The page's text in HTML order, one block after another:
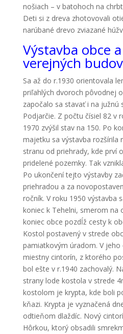
nošiach – v batohoch na
Deti si z dreva zhotovovali
narúbané drevo zviazané
Výstavba obce
verejných budov
Sa až do r.1930 orientovala
priľahlých dvoroch pôvodnej
započalo sa stavať i na južnú
Podjarčie. Z počtu čísiel 82 v
1970 zvýšil stav na 150. Po
majetku sa výstavba rozšírila
stranu od priehrady, kde prví
pridelené pozemky. Tak
Po ukončení tejto výstavby
priehradou a za
ročník. V roku 1950 výstavba
koniec k Tehelni, smerom na
koniec obce pozdĺž cesty k
Kostol postavený v strede
pamiatkovým úradom. V
miestny cintorín, z ktorého
bol ešte v r.1940 zachovalý.
strany lode kostola v strede
kostolom je krypta, kde boli
kňazi. Krypta je vyznačená
odtieňom dlaždíc. Nový
Hôrkou, ktorý obsadili